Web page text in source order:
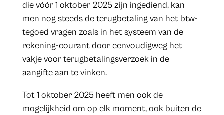
die vóór 1 oktober 2025 zijn ingediend, kan
men nog steeds de terugbetaling van het btw-
tegoed vragen zoals in het systeem van de
rekening-courant door eenvoudigweg het
vakje voor terugbetalingsverzoek in de
aangifte aan te vinken.
Tot 1 oktober 2025 heeft men ook de
mogelijkheid om op elk moment, ook buiten de